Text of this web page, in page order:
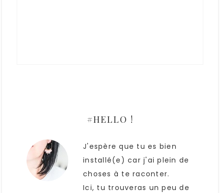
#HELLO !
J'espère que tu es bien
installé(e) car j'ai plein de
choses à te raconter.
Ici, tu trouveras un peu de